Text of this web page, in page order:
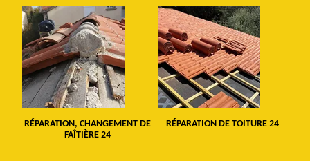
RÉPARATION, CHANGEMENT DE
FAÎTIÈRE 24
RÉPARATION DE TOITURE 24